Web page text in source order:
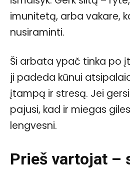
imunitetą, arba vakare,
nusiraminti.
Ši arbata ypač tinka po
ji padeda kūnui
įtampą ir stresą. Jei
pajusi, kad ir miegas
lengvesni.
Prieš vartojat –